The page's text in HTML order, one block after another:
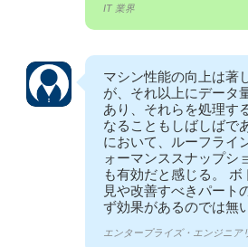
IT 業界
マシン性能の向上は著
が、それ以上にデータ
あり、それらを処理す
なることもしばしばで
において、ルーフライ
ォーマンススナップシ
も有効だと感じる。 ボ
見や改善すべきパート
ず効果があるのでは無
エンタープライズ・エンジニア